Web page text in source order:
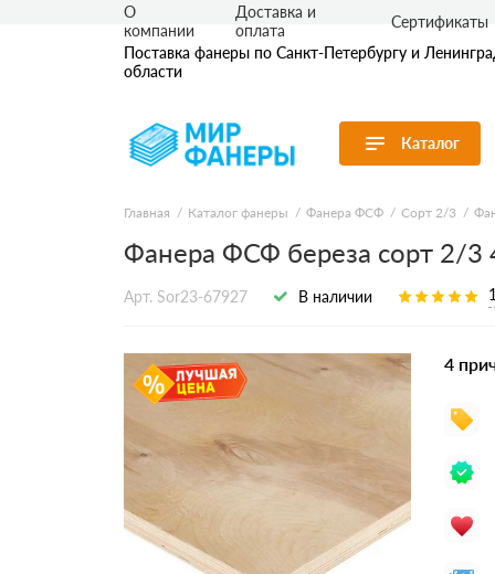
Поставка фанеры по Санкт-Петербургу и
области
Каталог
Перейти в каталог
Продуктовые
линейки
По применению
По сорту
По размеру
Фанера ФК
Фанера
О
компании
Доставка и
оплата
Сертификаты
Главная Каталог фанеры Фанера ФСФ Сорт 2/3
Фанера ФСФ береза сорт 2/
Арт. Sor23-67927 В наличии
4